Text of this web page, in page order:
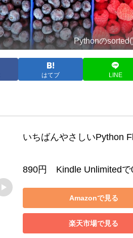
Pythonの
はてブ LINE
いちばんやさしいPython
890円　Kindle Unlimitedで
Amazonで見る
楽天市場で見る